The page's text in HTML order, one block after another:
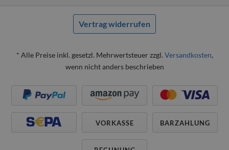
Vertrag widerrufen
* Alle Preise inkl. gesetzl. Mehrwertsteuer zzgl. Versandkosten,
wenn nicht anders beschrieben
VORKASSE BARZAHLUNG